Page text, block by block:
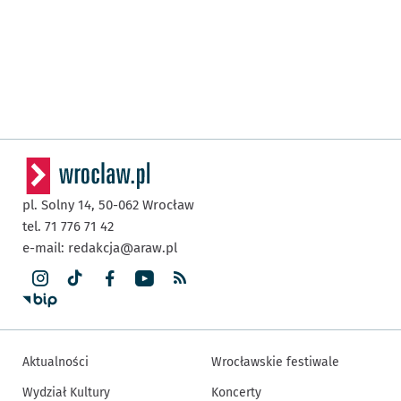
pl. Solny 14, 50-062 Wrocław
tel. 71 776 71 42
e-mail: redakcja@araw.pl
Aktualności
Wydział Kultury
Wrocławskie festiwale
Koncerty